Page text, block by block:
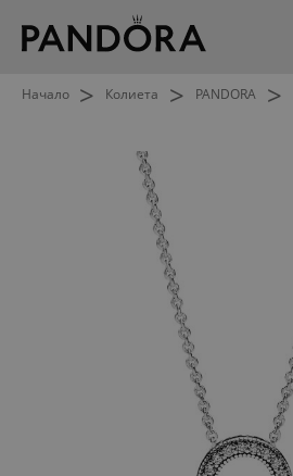
Начало > Колиета > PANDORA >